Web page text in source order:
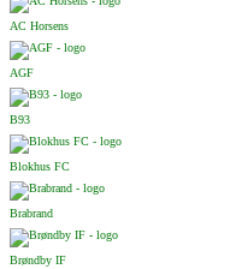
AC Horsens
AGF
B93
Blokhus FC
Brabrand
Brøndby IF